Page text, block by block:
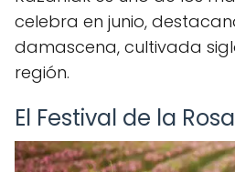
celebra en junio,
damascena, cultivada
región.
El Festival de la